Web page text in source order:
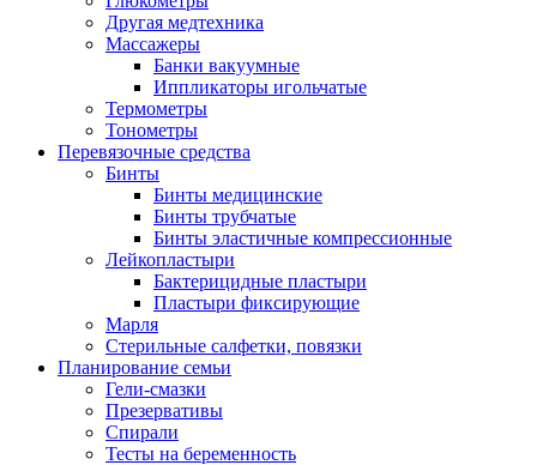
Другая медтехника
Массажеры
Банки вакуумные
Иппликаторы игольчатые
Термометры
Тонометры
Перевязочные средства
Бинты
Бинты медицинские
Бинты трубчатые
Бинты эластичные компрессионные
Лейкопластыри
Бактерицидные пластыри
Пластыри фиксирующие
Марля
Стерильные салфетки, повязки
Планирование семьи
Гели-смазки
Презервативы
Спирали
Тесты на беременность